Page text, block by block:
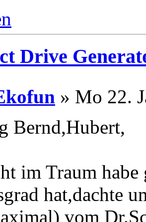
Drive
» Mo 22.
Bernd,Hubert,
im Traum habe
hat,dachte
vom